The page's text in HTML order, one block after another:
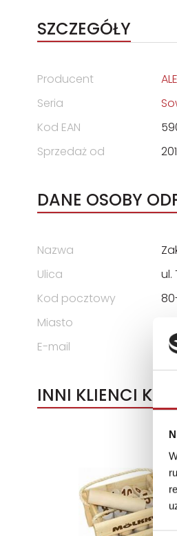
SZCZEGÓŁY
Producent
Seria
Kod EAN
Sprzedaż od
DANE OSOBY
Nazwa
Ulica
ul.
Kod pocztowy
Miasto
E-mail
INNI KLIENCI